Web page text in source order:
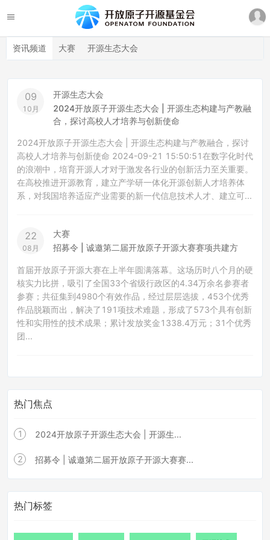
资讯频道 大赛 开源生态大会
09
10月
开源生态大会
2024开放原子开源生态大会 | 开源生态构建与产教融
合，探讨高校人才培养与创新使命
2024开放原子开源生态大会 | 开源生态构建与产教融合，探讨
高校人才培养与创新使命 2024-09-21 15:50:51在数字化时代
的浪潮中，培育开源人才对于激发各行业的创新活力至关重要。
在高校推进开源教育，建立产学研一体化开源创新人才培养体
系，对我国培养适应产业需要的新一代信息技术人才、建立可...
22
08月
大赛
招募令 | 诚邀第二届开放原子开源大赛赛项共建方
首届开放原子开源大赛在上半年圆满落幕。这场历时八个月的硬
核实力比拼，吸引了全国33个省级行政区的4.34万余名参赛者
参赛；共征集到4980个有效作品，经过层层选拔，453个优秀
作品脱颖而出，解决了191项技术难题，形成了573个具有创新
性和实用性的技术成果；累计发放奖金1338.4万元；31个优秀
团...
热门焦点
1 2024开放原子开源生态大会 | 开源生...
2 招募令 | 诚邀第二届开放原子开源大赛赛...
热门标签